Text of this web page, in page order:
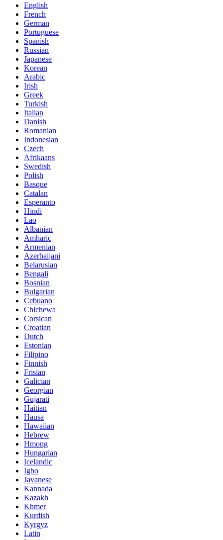
English
French
German
Portuguese
Spanish
Russian
Japanese
Korean
Arabic
Irish
Greek
Turkish
Italian
Danish
Romanian
Indonesian
Czech
Afrikaans
Swedish
Polish
Basque
Catalan
Esperanto
Hindi
Lao
Albanian
Amharic
Armenian
Azerbaijani
Belarusian
Bengali
Bosnian
Bulgarian
Cebuano
Chichewa
Corsican
Croatian
Dutch
Estonian
Filipino
Finnish
Frisian
Galician
Georgian
Gujarati
Haitian
Hausa
Hawaiian
Hebrew
Hmong
Hungarian
Icelandic
Igbo
Javanese
Kannada
Kazakh
Khmer
Kurdish
Kyrgyz
Latin